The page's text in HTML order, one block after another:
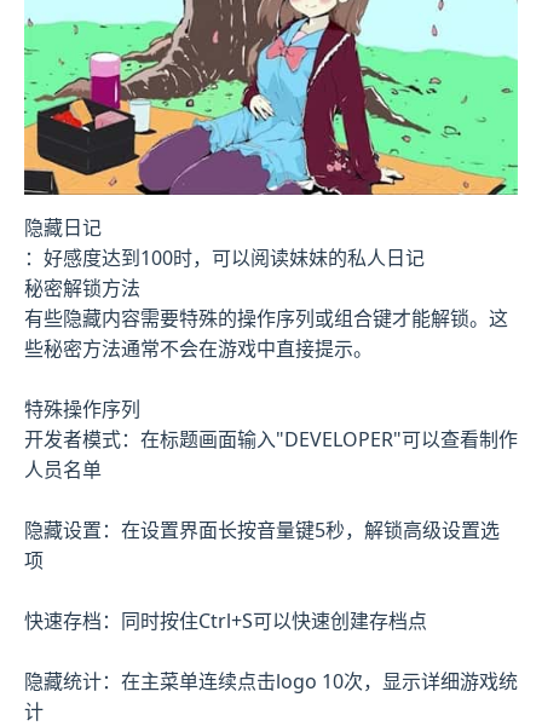
隐藏日记
：好感度达到100时，可以阅读妹妹的私人日记
秘密解锁方法
有些隐藏内容需要特殊的操作序列或组合键才能解锁。这
些秘密方法通常不会在游戏中直接提示。
特殊操作序列
开发者模式：在标题画面输入"DEVELOPER"可以查看制作
人员名单
隐藏设置：在设置界面长按音量键5秒，解锁高级设置选
项
快速存档：同时按住Ctrl+S可以快速创建存档点
隐藏统计：在主菜单连续点击logo 10次，显示详细游戏统
计